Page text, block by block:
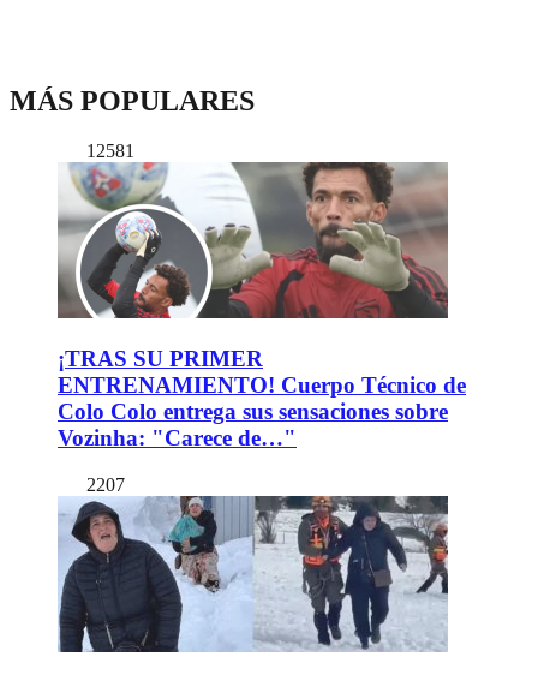
MÁS POPULARES
12581
¡TRAS SU PRIMER
ENTRENAMIENTO! Cuerpo Técnico de
Colo Colo entrega sus sensaciones sobre
Vozinha: "Carece de…"
2207